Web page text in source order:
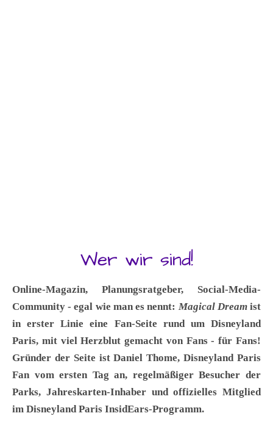
Wer wir sind!
Online‑Magazin, Planungsratgeber, Social-Media-
Community - egal wie man es nennt: Magical Dreamist
in erster Linie eine Fan-Seite rund um Disneyland
Paris, mit viel Herzblut gemacht von Fans - für Fans!
Gründer der Seite istDaniel Thome, Disneyland Paris
Fan vom ersten Tag an, regelmäßiger Besucher der
Parks, Jahreskarten-Inhaber und offizielles Mitglied
im Disneyland Paris InsidEars‑Programm.